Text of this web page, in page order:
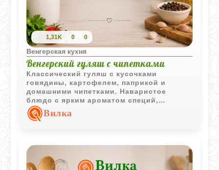
1,31K 0 0
Венгерская кухня
Венгерский гуляш с чипетками
Классический гуляш с кусочками
говядины, картофелем, паприкой и
домашними чипетками. Наваристое
блюдо с ярким ароматом специй,
которое давно стало одной из визитных
карточек венгерской кухни.
Вилка